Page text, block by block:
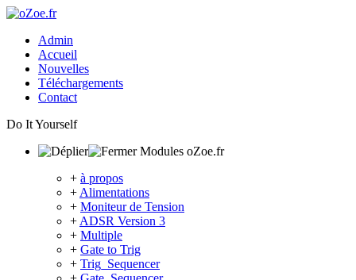
Admin
Accueil
Nouvelles
Téléchargements
Contact
Do It Yourself
Modules oZoe.fr
+ à propos
+ Alimentations
+ Moniteur de Tension
+ ADSR Version 3
+ Multiple
+ Gate to Trig
+ Trig_Sequencer